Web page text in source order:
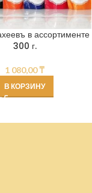
в ассортименте
300 г.
1 080,00₸
В КОРЗИНУ